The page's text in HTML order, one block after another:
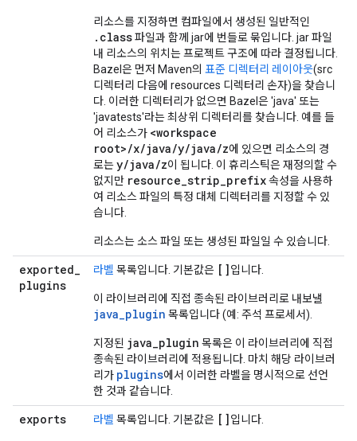
리소스를 지정하면 컴파일에서 생성된 일반적인
.class파일과 함께 jar에 번들로 묶입니다. jar 파일
내 리소스의 위치는 프로젝트 구조에 따라 결정됩니다.
Bazel은 먼저 Maven의 표준 디렉터리 레이아웃(src
디렉터리 다음에 resources 디렉터리 손자)을 찾습니
다. 이러한 디렉터리가 없으면 Bazel은 'java' 또는
'javatests'라는 최상위 디렉터리를 찾습니다. 예를 들
어 리소스가 <workspace
root>/x/java/y/java/z에 있으면 리소스의 경
로는y/java/z이 됩니다. 이 휴리스틱은 재정의할 수
없지만 resource_strip_prefix속성을 사용하
여 리소스 파일의 특정 대체 디렉터리를 지정할 수 있
습니다.
리소스는 소스 파일 또는 생성된 파일일 수 있습니다.
exported_
plugins
라벨 목록입니다. 기본값은 []입니다.
이 라이브러리에 직접 종속된 라이브러리로 내보낼
java_plugin 목록입니다 (예: 주석 프로세서).
지정된 java_plugin 목록은 이 라이브러리에 직접
종속된 라이브러리에 적용됩니다. 마치 해당 라이브러
리가 plugins에서 이러한 라벨을 명시적으로 선언
한 것과 같습니다.
exports 라벨 목록입니다. 기본값은 []입니다.